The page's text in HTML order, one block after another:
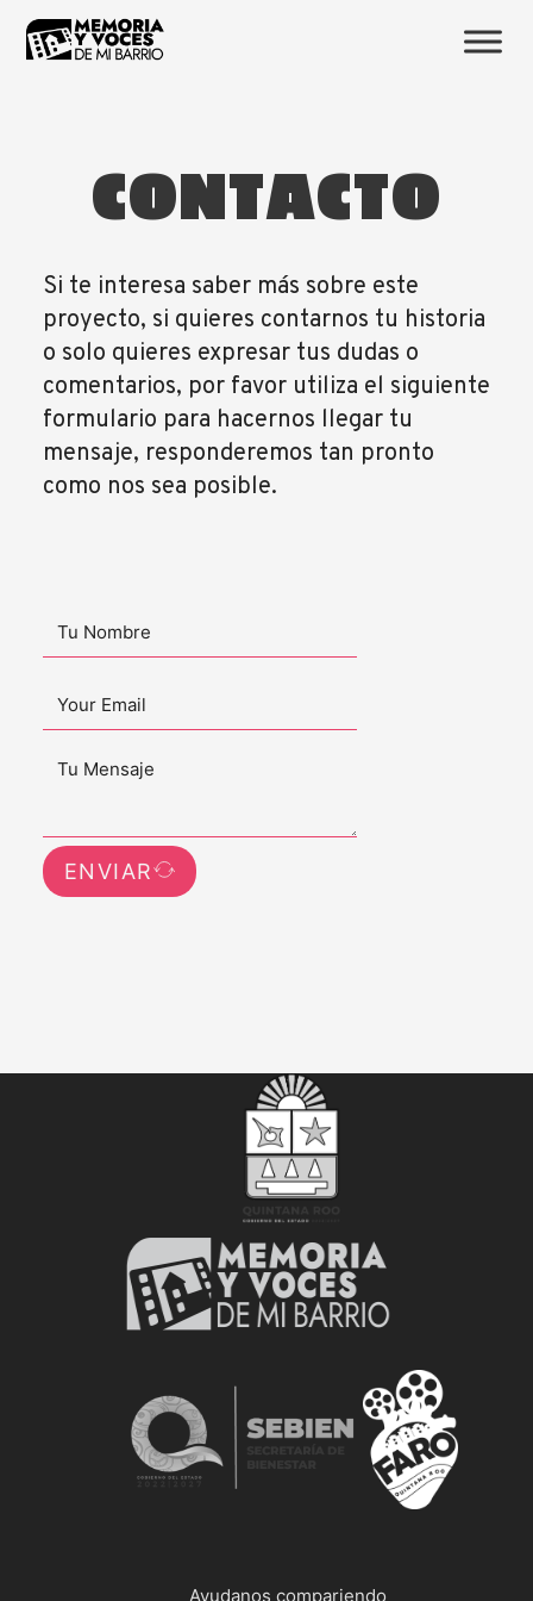
CONTACTO
Si te interesa saber más sobre este
proyecto, si quieres contarnos tu historia
o solo quieres expresar tus dudas o
comentarios, por favor utiliza el siguiente
formulario para hacernos llegar tu
mensaje, responderemos tan pronto
como nos sea posible.
ENVIAR
Ayudanos compariendo